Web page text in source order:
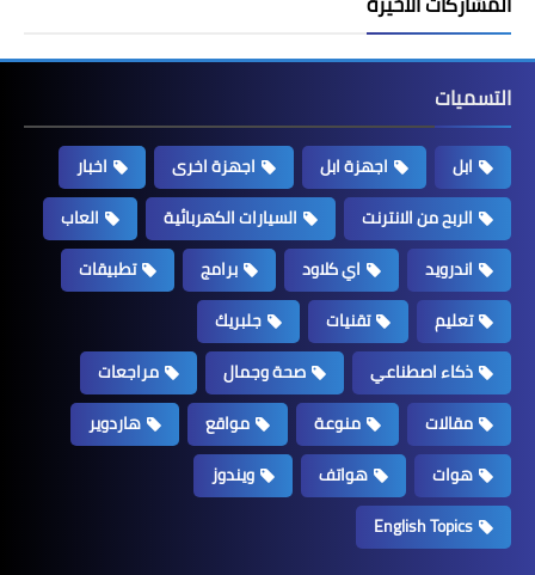
التسميات
ابل اجهزة ابل اجهزة اخرى
اخبار
الربح من الانترنت
السيارات الكهربائية
العاب
اندرويد
اي كلاود برامج
تطبيقات
تعليم
تقنيات
جلبريك
ذكاء اصطناعي
صحة وجمال
مراجعات
مقالات
منوعة مواقع
هاردوير
هوات
هواتف
ويندوز
English Topics